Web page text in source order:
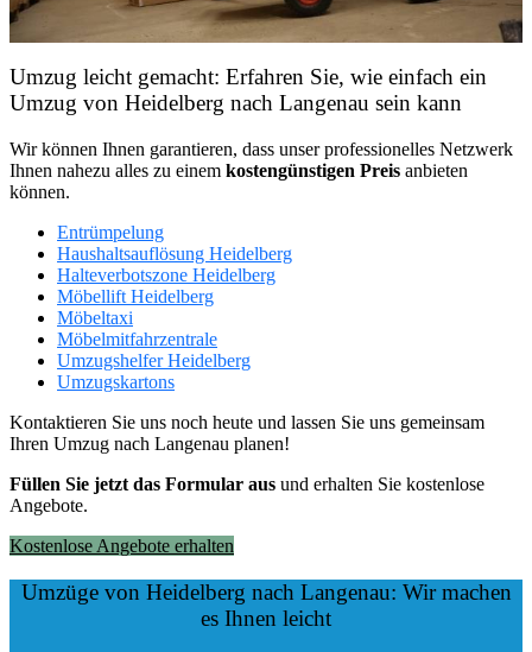
Umzug leicht gemacht: Erfahren Sie, wie einfach ein
Umzug von Heidelberg nach Langenau sein kann
Wir können Ihnen garantieren, dass unser professionelles Netzwerk
Ihnen nahezu alles zu einem kostengünstigen Preis anbieten
können.
Entrümpelung
Haushaltsauflösung Heidelberg
Halteverbotszone Heidelberg
Möbellift Heidelberg
Möbeltaxi
Möbelmitfahrzentrale
Umzugshelfer Heidelberg
Umzugskartons
Kontaktieren Sie uns noch heute und lassen Sie uns gemeinsam
Ihren Umzug nach Langenau planen!
Füllen Sie jetzt das Formular aus und erhalten Sie kostenlose
Angebote.
Kostenlose Angebote erhalten
Umzüge von Heidelberg nach Langenau: Wir machen
es Ihnen leicht